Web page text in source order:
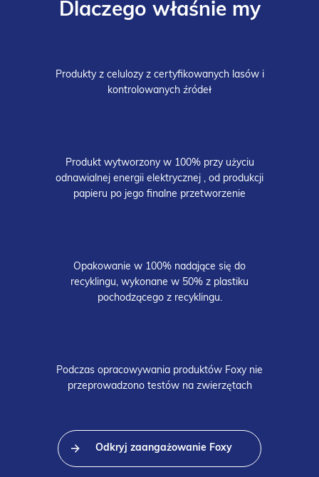
Dlaczego właśnie my
Produkty z celulozy z certyfikowanych lasów i
kontrolowanych źródeł
Produkt wytworzony w 100% przy użyciu
odnawialnej energii elektrycznej , od produkcji
papieru po jego finalne przetworzenie
Opakowanie w 100% nadające się do
recyklingu, wykonane w 50% z plastiku
pochodzącego z recyklingu.
Podczas opracowywania produktów Foxy nie
przeprowadzono testów na zwierzętach
Odkryj zaangażowanie Foxy